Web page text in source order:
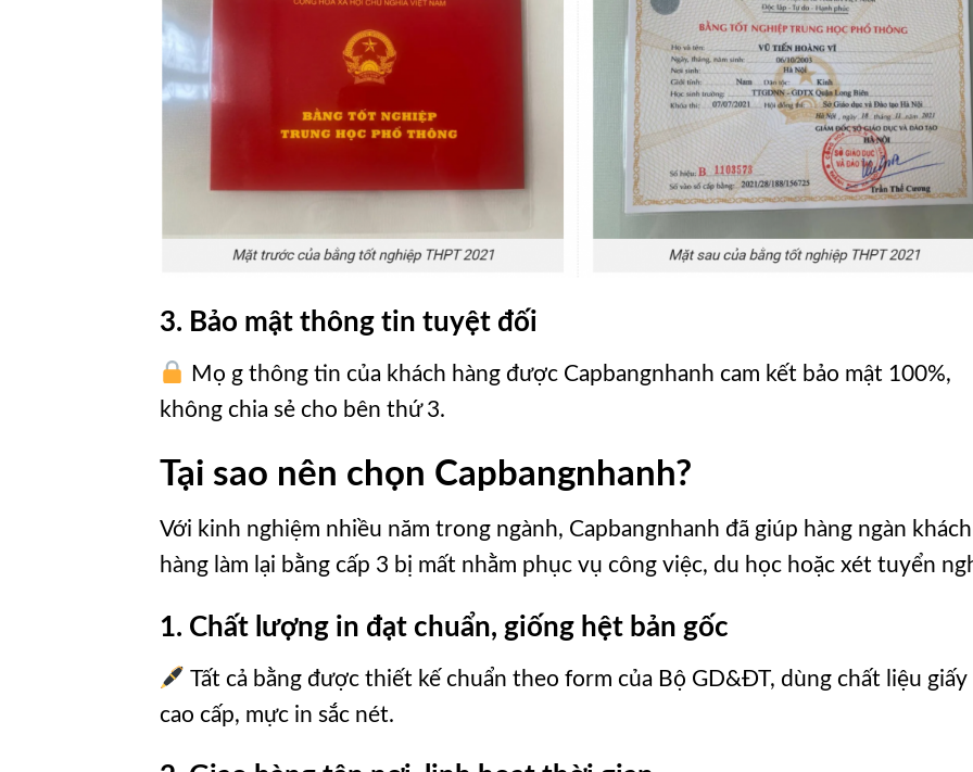
3. Bảo mật thông tin tuyệt đối
Mọ g thông tin của khách hàng được Capbangnhanh cam kết bảo mật 100%,
không chia sẻ cho bên thứ 3.
Tại sao nên chọn Capbangnhanh?
Với kinh nghiệm nhiều năm trong ngành, Capbangnhanh đã giúp hàng ngàn khách
hàng làm lại bằng cấp 3 bị mất nhằm phục vụ công việc, du học hoặc xét tuyển
1. Chất lượng in đạt chuẩn, giống hệt bản gốc
Tất cả bằng được thiết kế chuẩn theo form của Bộ GD&ĐT, dùng chất liệu giấy
cao cấp, mực in sắc nét.